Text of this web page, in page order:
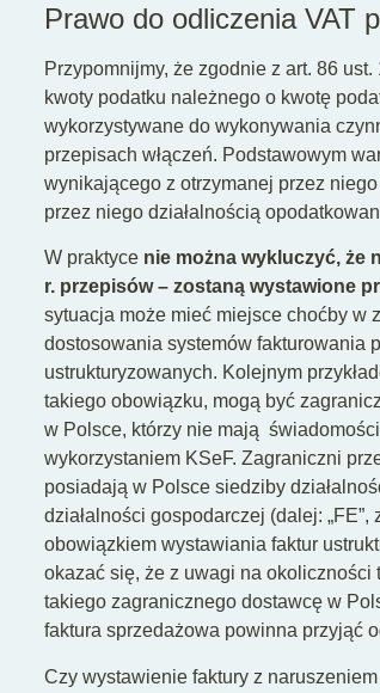
Prawo do odliczenia VAT
Przypomnijmy, że zgodnie z art. 86
kwoty podatku należnego o kwotę
wykorzystywane do wykonywania
przepisach włączeń. Podstawowym
wynikającego z otrzymanej przez
przez niego działalnością
W praktyce nie można wykluczyć, że
r. przepisów – zostaną wystawione
sytuacja może mieć miejsce choćby w
dostosowania systemów fakturowania
ustrukturyzowanych. Kolejnym
takiego obowiązku, mogą być
w Polsce, którzy nie mają
wykorzystaniem KSeF. Zagraniczni
posiadają w Polsce siedziby
działalności gospodarczej (dalej:
obowiązkiem wystawiania faktur
okazać się, że z uwagi na okoliczności
takiego zagranicznego dostawcę w
faktura sprzedażowa powinna przyjąć
Czy wystawienie faktury z